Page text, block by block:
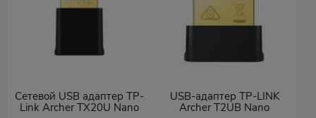
Сетевой USB адаптер TP-
Link Archer TX20U Nano
USB-адаптер TP-LINK
Archer T2UB Nano